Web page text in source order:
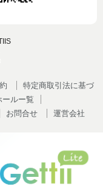
特定商取引法に基づ
ールー覧
お問合せ 運営会社